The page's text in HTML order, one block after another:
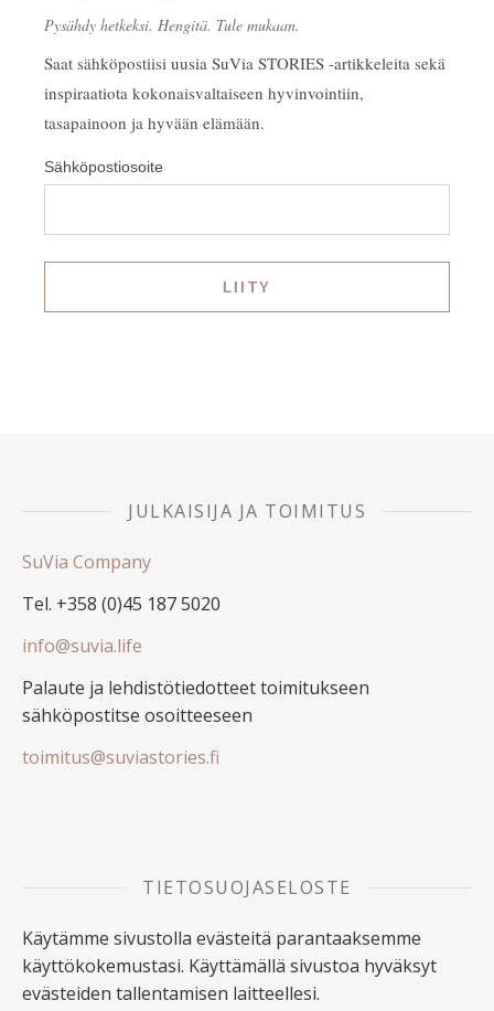
Pysähdy hetkeksi. Hengitä. Tule mukaan.
Saat sähköpostiisi uusia SuVia STORIES -artikkeleita sekä
inspiraatiota kokonaisvaltaiseen hyvinvointiin,
tasapainoon ja hyvään elämään.
Sähköpostiosoite
JULKAISIJA JA TOIMITUS
SuVia Company
Tel. +358 (0)45 187 5020
info@suvia.life
Palaute ja lehdistötiedotteet toimitukseen
sähköpostitse osoitteeseen
toimitus@suviastories.fi
TIETOSUOJASELOSTE
Käytämme sivustolla evästeitä parantaaksemme
käyttökokemustasi. Käyttämällä sivustoa hyväksyt
evästeiden tallentamisen laitteellesi.